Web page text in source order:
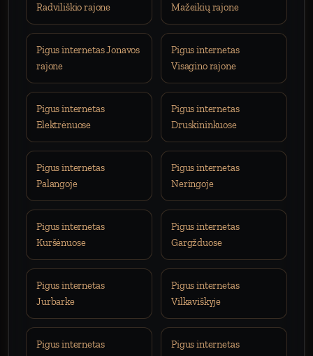
Radviliškio rajone
Mažeikių rajone
Pigus internetas Jonavos
rajone
Pigus internetas
Visagino rajone
Pigus internetas
Elektrėnuose
Pigus internetas
Druskininkuose
Pigus internetas
Palangoje
Pigus internetas
Neringoje
Pigus internetas
Kuršėnuose
Pigus internetas
Gargžduose
Pigus internetas
Jurbarke
Pigus internetas
Vilkaviškyje
Pigus internetas
Pigus internetas